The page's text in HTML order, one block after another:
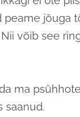
peame jõuga
võib see
ma
saanud.